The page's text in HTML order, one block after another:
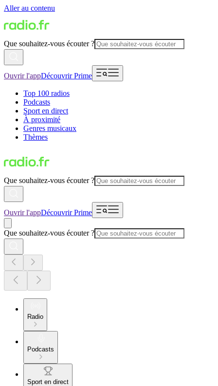
Aller au contenu
Que souhaitez-vous écouter ?
Ouvrir l'appDécouvrir Prime
Top 100 radios
Podcasts
Sport en direct
À proximité
Genres musicaux
Thèmes
Que souhaitez-vous écouter ?
Ouvrir l'appDécouvrir Prime
Que souhaitez-vous écouter ?
Radio
Podcasts
Sport en direct